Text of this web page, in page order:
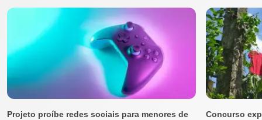
Projeto proíbe redes sociais para menores de
Concurso